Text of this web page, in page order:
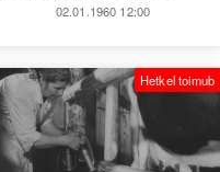
02.01.1960 12:00
Hetkel toimub